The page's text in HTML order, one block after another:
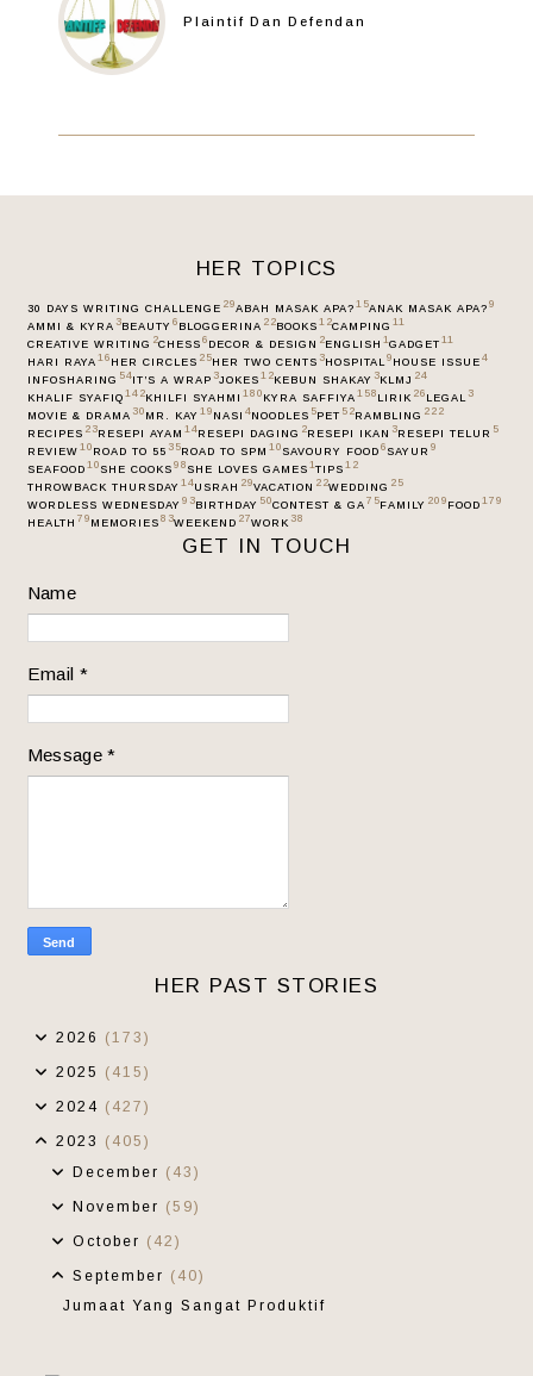
Plaintif Dan Defendan
HER TOPICS
30 DAYS WRITING CHALLENGE 29ABAH MASAK APA? 15ANAK MASAK APA? 9
AMMI & KYRA 3BEAUTY 6 BLOGGERINA 22BOOKS 12CAMPING 11
CREATIVE WRITING 2CHESS 6 DECOR & DESIGN 2ENGLISH 1GADGET 11
HARI RAYA 16 HER CIRCLES 25HER TWO CENTS 3HOSPITAL9 HOUSE ISSUE 4
INFOSHARING 54IT’S A WRAP 3JOKES 12KEBUN SHAKAY 3KLMJ 24
KHALIF SYAFIQ 142KHILFI SYAHMI 180 KYRA SAFFIYA 158 LIRIK 26 LEGAL3
MOVIE & DRAMA 30 MR. KAY 19 NASI 4NOODLES 5PET 52RAMBLING 222
RECIPES 23RESEPI AYAM 14RESEPI DAGING 2RESEPI IKAN 3RESEPI TELUR 5
REVIEW 10 ROAD TO 55 35ROAD TO SPM 10 SAVOURY FOOD 6 SAYUR 9
SEAFOOD 10 SHE COOKS 98 SHE LOVES GAMES 1TIPS 12
THROWBACK THURSDAY 14USRAH 29VACATION 22WEDDING 25
WORDLESS WEDNESDAY 93BIRTHDAY 50CONTEST & GA 75FAMILY 209 FOOD 179
HEALTH 79 MEMORIES 83WEEKEND 27WORK 38
GET IN TOUCH
Name
Email *
Message*
HER PAST STORIES
2026 (173)
2025 (415)
2024 (427)
2023 (405)
December (43)
November (59)
October (42)
September (40)
Jumaat Yang Sangat Produktif